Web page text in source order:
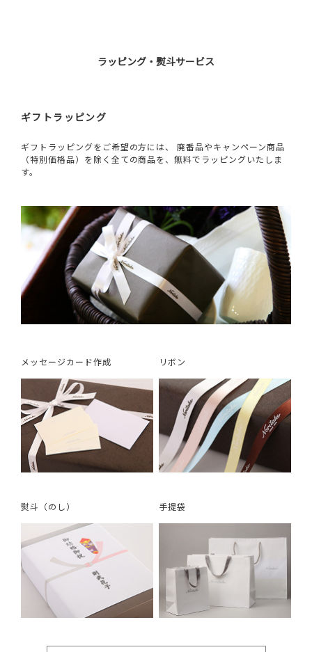
ラッピング・熨斗サービス
ギフトラッピング
ギフトラッピングをご希望の方には、 廃番品やキャンペーン商品
（特別価格品）を除く全ての商品を、無料でラッピングいたしま
す。
メッセージカード作成 リボン
熨斗（のし） 手提袋